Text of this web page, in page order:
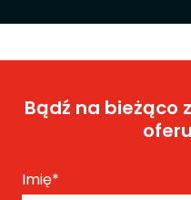
Bądź na bieżąco
Imię*